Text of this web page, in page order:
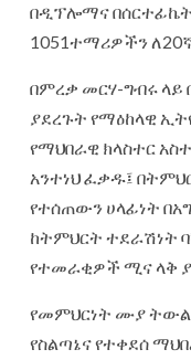
በዲፕሎማና
1051ተማሪዎችን
በምረቃ መርሃ-ግብሩ ላይ
ያደረጉት የማዕከላዊ
የማህበራዊ ክላስተር
አንተነህ ፈቃዱ፤
የተሰጠውን ሀላፊነት
ከትምህርት ተደራሽነት
የተመራቂዎች ሚና ላቅ
የመምህርነት ሙያ
የስልጣኔና የተቀደሰ